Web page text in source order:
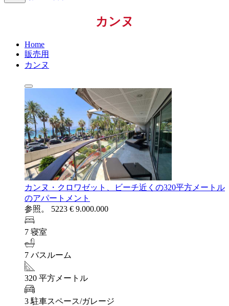
カンヌ
Home
販売用
カンヌ
カンヌ・クロワゼット、ビーチ近くの320平方メートル
のアパートメント
参照。 5223 € 9.000.000
7 寝室
7 バスルーム
320 平方メートル
3 駐車スペース/ガレージ